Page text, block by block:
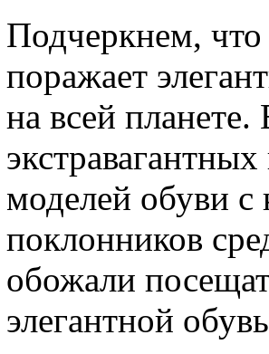
Подчеркнем,
поражает
на всей
моделей обуви
поклонников
обожали
элегантной